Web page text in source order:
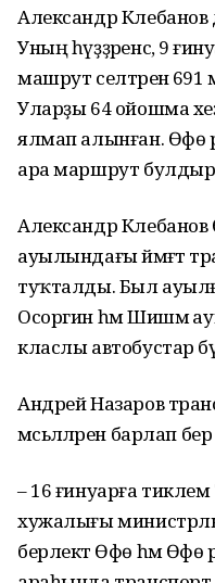
Александр
Уның һүҙҙәренсә, 9
машрут селтәренә
Уларҙы 64 ойошма
ялмап алынған. Өфө
ара маршрут
Александр
ауылындағы йәмәғәт
туҡталды. Был
Осоргин һәм Шишмә
класлы автобустар
Андрей Назаров
мәсьәләләрен барлап
– 16 ғинуарға
хужалығы
берлектә Өфө һәм